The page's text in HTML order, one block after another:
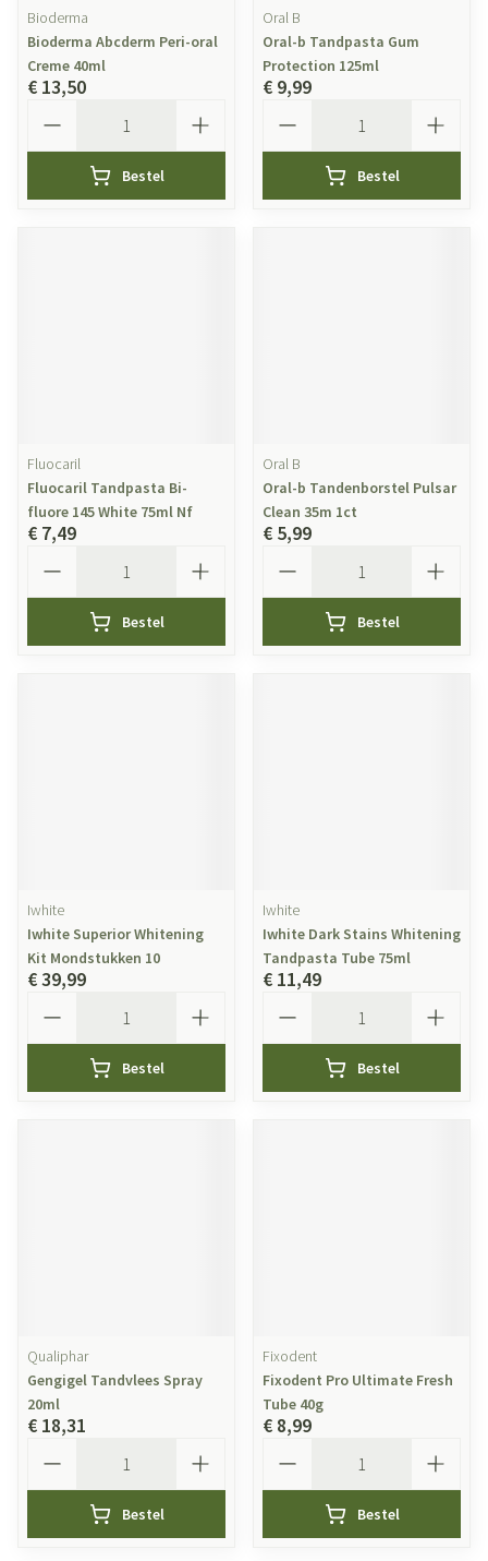
Bioderma
Bioderma Abcderm Peri-oral
Creme 40ml
€ 13,50
Bestel
Oral B
Oral-b Tandpasta Gum
Protection 125ml
€ 9,99
Bestel
Fluocaril
Fluocaril Tandpasta Bi-
fluore 145 White 75ml Nf
€ 7,49
Bestel
Oral B
Oral-b Tandenborstel Pulsar
Clean 35m 1ct
€ 5,99
Bestel
Iwhite
Iwhite Superior Whitening
Kit Mondstukken 10
€ 39,99
Bestel
Iwhite
Iwhite Dark Stains Whitening
Tandpasta Tube 75ml
€ 11,49
Bestel
Qualiphar
Gengigel Tandvlees Spray
20ml
€ 18,31
Bestel
Fixodent
Fixodent Pro Ultimate Fresh
Tube 40g
€ 8,99
Bestel